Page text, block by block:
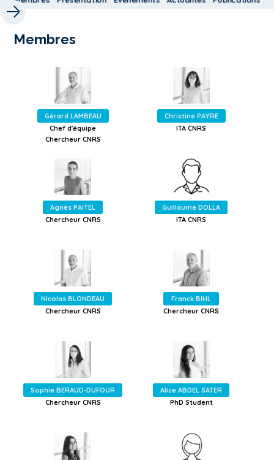
Membres
Gérard LAMBEAU
Chef d'équipe
Chercheur CNRS
Christine PAYRE
ITA CNRS
Agnès PAITEL
Chercheur CNRS
Guillaume DOLLA
ITA CNRS
Nicolas BLONDEAU
Chercheur CNRS
Franck BIHL
Chercheur CNRS
Sophie BERAUD-DUFOUR
Chercheur CNRS
Alice ABDEL SATER
PhD Student